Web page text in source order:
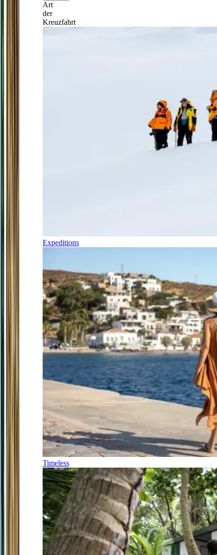
Art
der
Kreuzfahrt
Expeditions
Timeless